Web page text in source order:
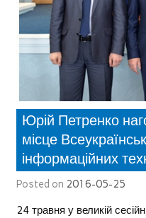
Юрій Петренко
місце
інформаційних
Posted on 2016-05-25
24 травня у великій